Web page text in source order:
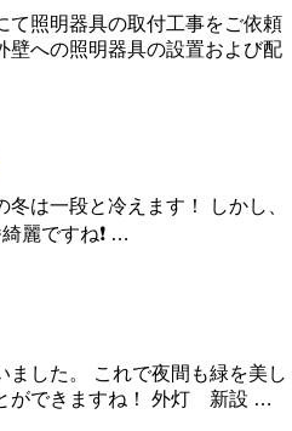
て照明器具の取付工事をご依頼
壁への照明器具の設置および配
は一段と冷えます！ しかし、
麗ですね❗ …
ました。 これで夜間も緑を美し
ができますね！ 外灯 新設 …